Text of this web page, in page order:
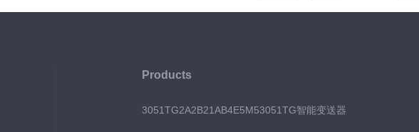
Products
3051TG2A2B21AB4E5M53051TG智能变送器